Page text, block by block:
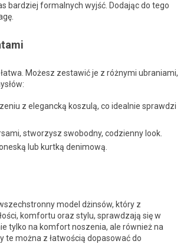
bardziej formalnych wyjść. Dodając do tego
Możesz zestawić je z różnymi ubraniami,
z elegancką koszulą, co idealnie sprawdzi
stworzysz swobodny, codzienny look.
lub kurtką denimową.
model dżinsów, który z
komfortu oraz stylu, sprawdzają się w
tylko na komfort noszenia, ale również na
te można z łatwością dopasować do